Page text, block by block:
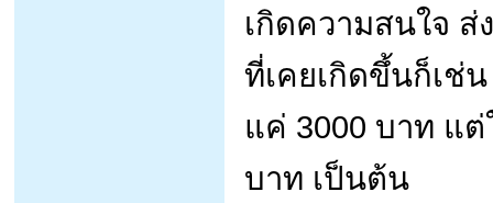
เกิดความสนใจ ส่
ที่เคยเกิดขึ้นก็เช่
แค่ 3000 บาท แ
บาท เป็นต้น